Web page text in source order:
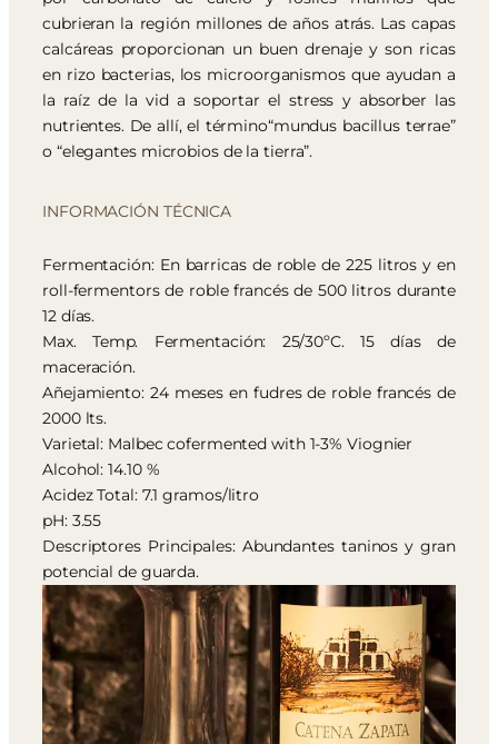
cubrieran la región millones de años atrás. Las capas
calcáreas proporcionan un buen drenaje y son ricas
en rizo bacterias, los microorganismos que ayudan a
la raíz de la vid a soportar el stress y absorber las
nutrientes. De allí, el término“mundus bacillus terrae”
o “elegantes microbios de la tierra”.
INFORMACIÓN TÉCNICA
Fermentación: En barricas de roble de 225 litros y en
roll-fermentors de roble francés de 500 litros durante
12 días.
Max. Temp. Fermentación: 25/30ºC. 15 días de
maceración.
Añejamiento: 24 meses en fudres de roble francés de
2000 lts.
Varietal: Malbec cofermented with 1-3% Viognier
Alcohol: 14.10 %
Acidez Total: 7.1 gramos/litro
pH: 3.55
Descriptores Principales: Abundantes taninos y gran
potencial de guarda.